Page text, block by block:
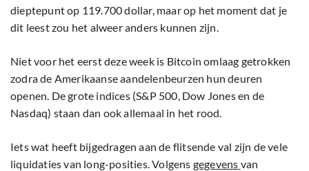
dieptepunt op 119.700 dollar, maar op het moment dat je
dit leest zou het alweer anders kunnen zijn.
Niet voor het eerst deze week is Bitcoin omlaag getrokken
zodra de Amerikaanse aandelenbeurzen hun deuren
openen. De grote indices (S&P 500, Dow Jones en de
Nasdaq) staan dan ook allemaal in het rood.
Iets wat heeft bijgedragen aan de flitsende val zijn de vele
liquidaties van long-posities. Volgens gegevens van